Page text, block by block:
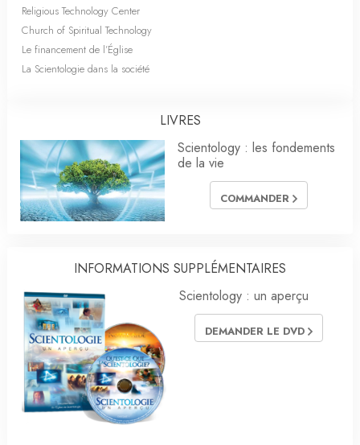
Religious Technology Center
Church of Spiritual Technology
Le financement de l’Église
La Scientologie dans la société
LIVRES
Scientology : les fondements
de la vie
COMMANDER
INFORMATIONS SUPPLÉMENTAIRES
Scientology : un aperçu
DEMANDER LE DVD